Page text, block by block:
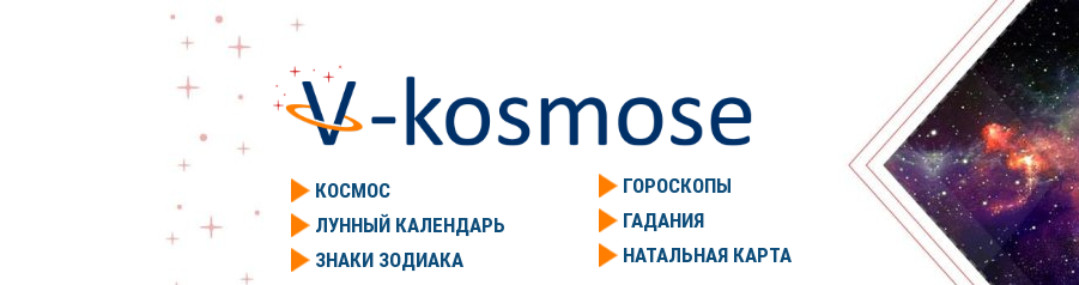
КОСМОС
ЛУННЫЙ КАЛЕНДАРЬ
ЗНАКИ ЗОДИАКА
ГОРОСКОПЫ
ГАДАНИЯ
НАТАЛЬНАЯ КАРТА